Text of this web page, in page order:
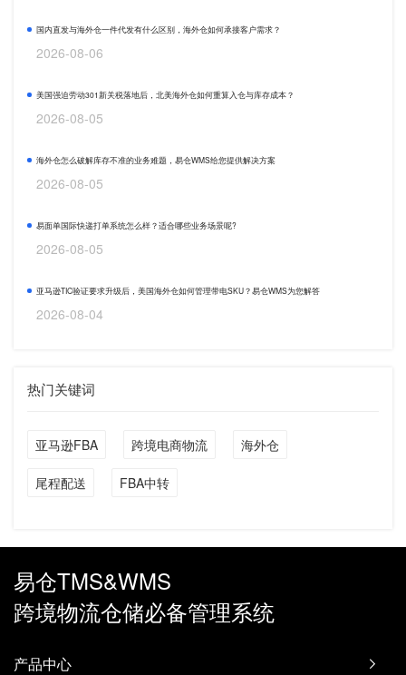
国内直发与海外仓一件代发有什么区别，海外仓如何承接客户需求？
2026-08-06
美国强迫劳动301新关税落地后，北美海外仓如何重算入仓与库存成本？
2026-08-05
海外仓怎么破解库存不准的业务难题，易仓WMS给您提供解决方案
2026-08-05
易面单国际快递打单系统怎么样？适合哪些业务场景呢?
2026-08-05
亚马逊TIC验证要求升级后，美国海外仓如何管理带电SKU？易仓WMS为您解答
2026-08-04
热门关键词
亚马逊FBA 跨境电商物流 海外仓
尾程配送 FBA中转
易仓TMS&WMS
跨境物流仓储必备管理系统
产品中心 